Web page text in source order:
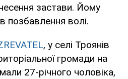
застави. Йому
позбавлення волі.
, у селі Троянів
громади на
27-річного чоловіка,